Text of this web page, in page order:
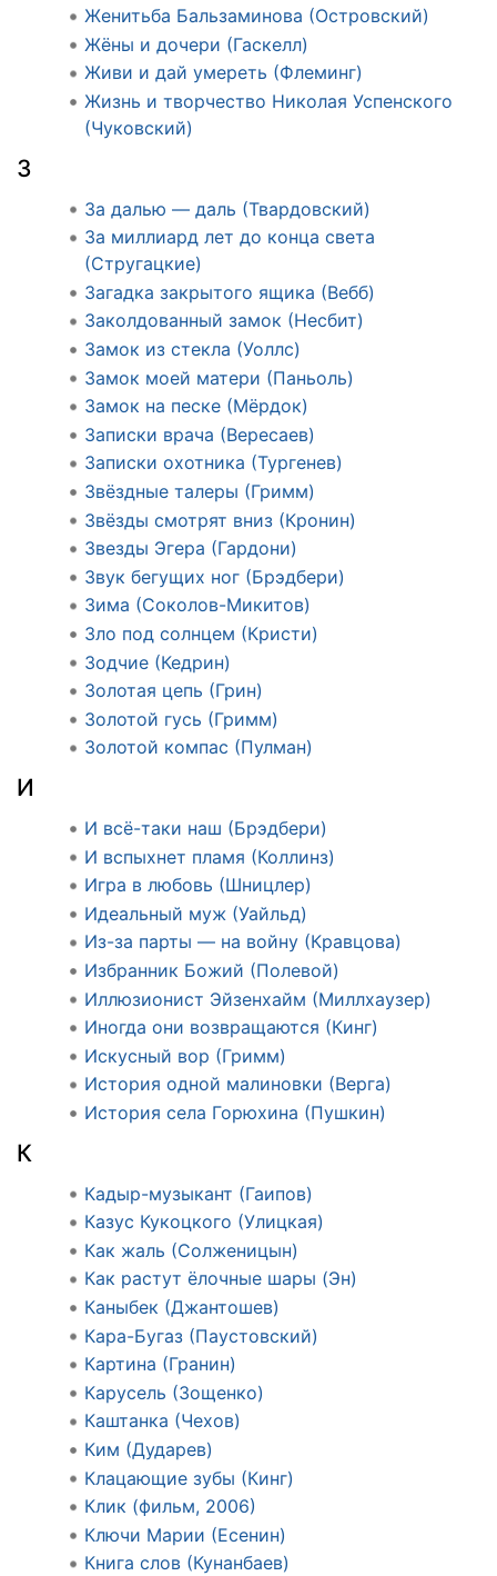
Женитьба Бальзаминова (Островский)
Жёны и дочери (Гаскелл)
Живи и дай умереть (Флеминг)
Жизнь и творчество Николая Успенского
(Чуковский)
З
За далью — даль (Твардовский)
За миллиард лет до конца света
(Стругацкие)
Загадка закрытого ящика (Вебб)
Заколдованный замок (Несбит)
Замок из стекла (Уоллс)
Замок моей матери (Паньоль)
Замок на песке (Мёрдок)
Записки врача (Вересаев)
Записки охотника (Тургенев)
Звёздные талеры (Гримм)
Звёзды смотрят вниз (Кронин)
Звезды Эгера (Гардони)
Звук бегущих ног (Брэдбери)
Зима (Соколов-Микитов)
Зло под солнцем (Кристи)
Зодчие (Кедрин)
Золотая цепь (Грин)
Золотой гусь (Гримм)
Золотой компас (Пулман)
И
И всё-таки наш (Брэдбери)
И вспыхнет пламя (Коллинз)
Игра в любовь (Шницлер)
Идеальный муж (Уайльд)
Из-за парты — на войну (Кравцова)
Избранник Божий (Полевой)
Иллюзионист Эйзенхайм (Миллхаузер)
Иногда они возвращаются (Кинг)
Искусный вор (Гримм)
История одной малиновки (Верга)
История села Горюхина (Пушкин)
К
Кадыр-музыкант (Гаипов)
Казус Кукоцкого (Улицкая)
Как жаль (Солженицын)
Как растут ёлочные шары (Эн)
Каныбек (Джантошев)
Кара-Бугаз (Паустовский)
Картина (Гранин)
Карусель (Зощенко)
Каштанка (Чехов)
Ким (Дударев)
Клацающие зубы (Кинг)
Клик (фильм, 2006)
Ключи Марии (Есенин)
Книга слов (Кунанбаев)